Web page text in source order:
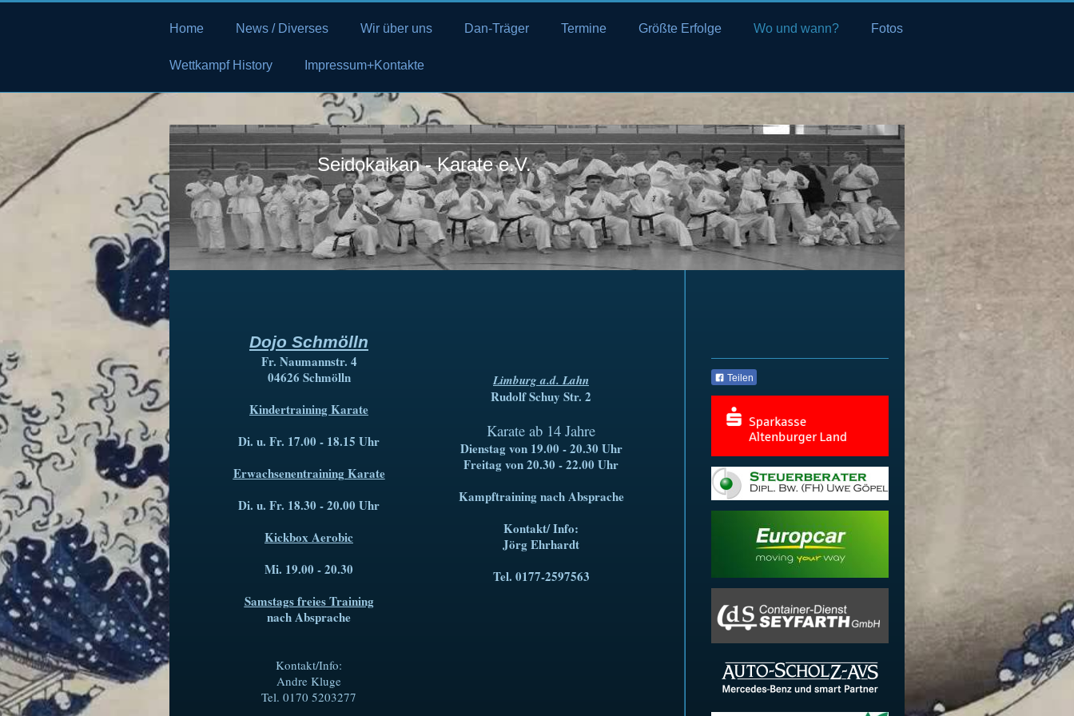
Home News / Diverses Wir über uns Dan-Träger Termine Größte Erfolge Wo und wann? Fotos
Wettkampf History Impressum+Kontakte
Seidokaikan - Karate e.V.
Dojo Schmölln
Fr. Naumannstr. 4
04626 Schmölln
Kindertraining Karate
Di. u. Fr. 17.00 - 18.15 Uhr
Erwachsenentraining Karate
Di. u. Fr. 18.30 - 20.00 Uhr
Kickbox Aerobic
Mi. 19.00 - 20.30
Samstags freies Training
nach Absprache
Kontakt/Info:
Andre Kluge
Tel. 0170 5203277
Limburg a.d. Lahn
Rudolf Schuy Str. 2
Karate ab 14 Jahre
Dienstag von 19.00 - 20.30 Uhr
Freitag von 20.30 - 22.00 Uhr
Kampftraining nach Absprache
Kontakt/ Info:
Jörg Ehrhardt
Tel. 0177-2597563
Teilen